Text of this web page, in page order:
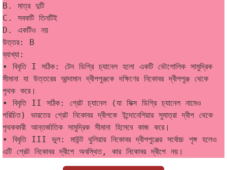
B. মাত্র দুটি
C. সবকটি তিনটিই
D. একটিও নয়
উত্তর: B
ব্যাখ্যা:
• বিবৃতি I সঠিক: টেন ডিগ্রি চ্যানেল হলো একটি ভৌগোলিক সামুদ্রিক
সীমানা যা উত্তরের আন্দামান দ্বীপপুঞ্জকে দক্ষিণের নিকোবর দ্বীপপুঞ্জ থেকে
পৃথক করে।
• বিবৃতি II সঠিক: গ্রেট চ্যানেল (যা সিক্স ডিগ্রি চ্যানেল নামেও
পরিচিত) ভারতের গ্রেট নিকোবর দ্বীপকে ইন্দোনেশিয়ার সুমাত্রা দ্বীপ থেকে
পৃথককারী আন্তর্জাতিক সামুদ্রিক সীমানা হিসেবে কাজ করে।
• বিবৃতি III ভুল: মাউন্ট থুলিয়ার নিকোবর দ্বীপপুঞ্জের সর্বোচ্চ শৃঙ্গ হলেও
এটি গ্রেট নিকোবর দ্বীপে অবস্থিত, কার নিকোবর দ্বীপে নয়।